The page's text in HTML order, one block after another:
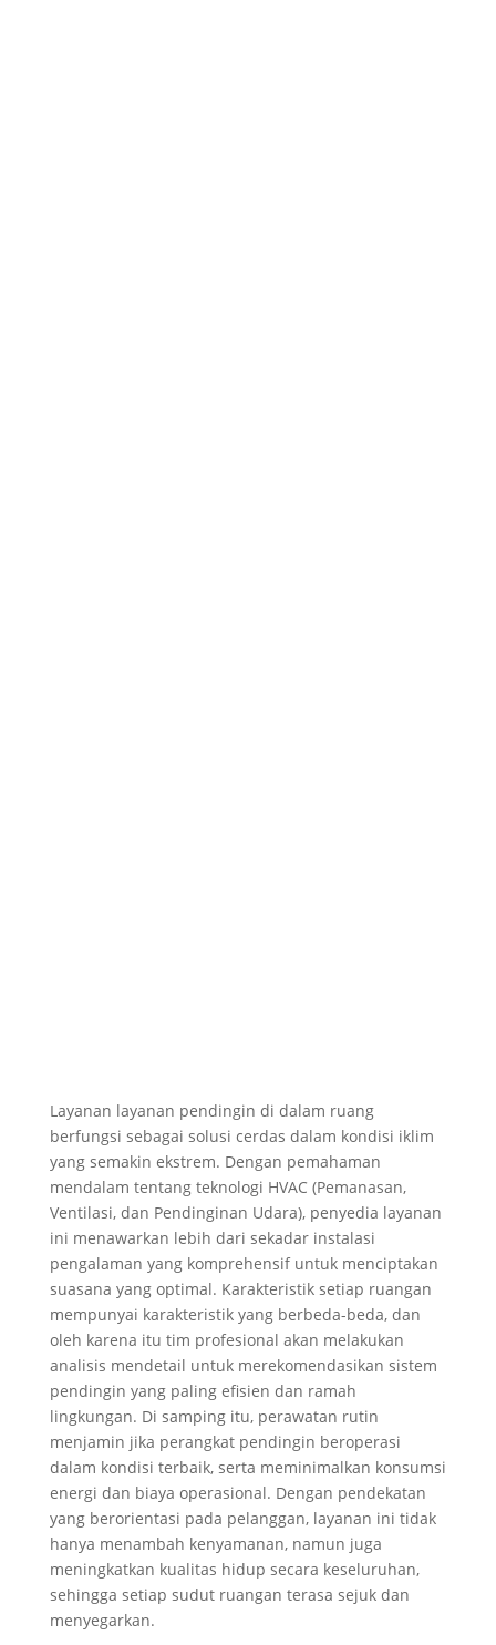
Layanan layanan pendingin di dalam ruang
berfungsi sebagai solusi cerdas dalam kondisi iklim
yang semakin ekstrem. Dengan pemahaman
mendalam tentang teknologi HVAC (Pemanasan,
Ventilasi, dan Pendinginan Udara), penyedia layanan
ini menawarkan lebih dari sekadar instalasi
pengalaman yang komprehensif untuk menciptakan
suasana yang optimal. Karakteristik setiap ruangan
mempunyai karakteristik yang berbeda-beda, dan
oleh karena itu tim profesional akan melakukan
analisis mendetail untuk merekomendasikan sistem
pendingin yang paling efisien dan ramah
lingkungan. Di samping itu, perawatan rutin
menjamin jika perangkat pendingin beroperasi
dalam kondisi terbaik, serta meminimalkan konsumsi
energi dan biaya operasional. Dengan pendekatan
yang berorientasi pada pelanggan, layanan ini tidak
hanya menambah kenyamanan, namun juga
meningkatkan kualitas hidup secara keseluruhan,
sehingga setiap sudut ruangan terasa sejuk dan
menyegarkan.